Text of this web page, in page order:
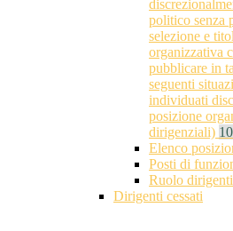
politico senza
selezione e
organizzativa
pubblicare in
seguenti
individuati
posizione
dirigenziali) 10
Elenco
Posti di
Ruolo dirigenti
Dirigenti cessati